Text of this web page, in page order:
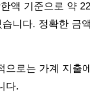
액 기준으로 약
니다. 정확한 금
로는 가계 지출
다.